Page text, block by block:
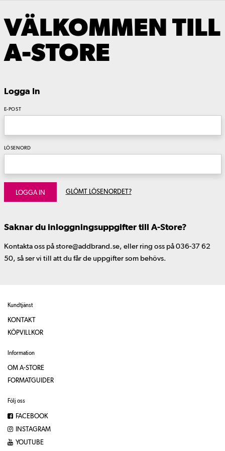
VÄLKOMMEN TILL
A-STORE
Logga In
E-POST
LÖSENORD
LOGGA IN GLÖMT LÖSENORDET?
Saknar du inloggningsuppgifter till A-Store?
Kontakta oss på store@addbrand.se, eller ring oss på 036-37 62
50, så ser vi till att du får de uppgifter som behövs.
Kundtjänst
KONTAKT
KÖPVILLKOR
Information
OM A-STORE
FORMATGUIDER
Följ oss
FACEBOOK
INSTAGRAM
YOUTUBE